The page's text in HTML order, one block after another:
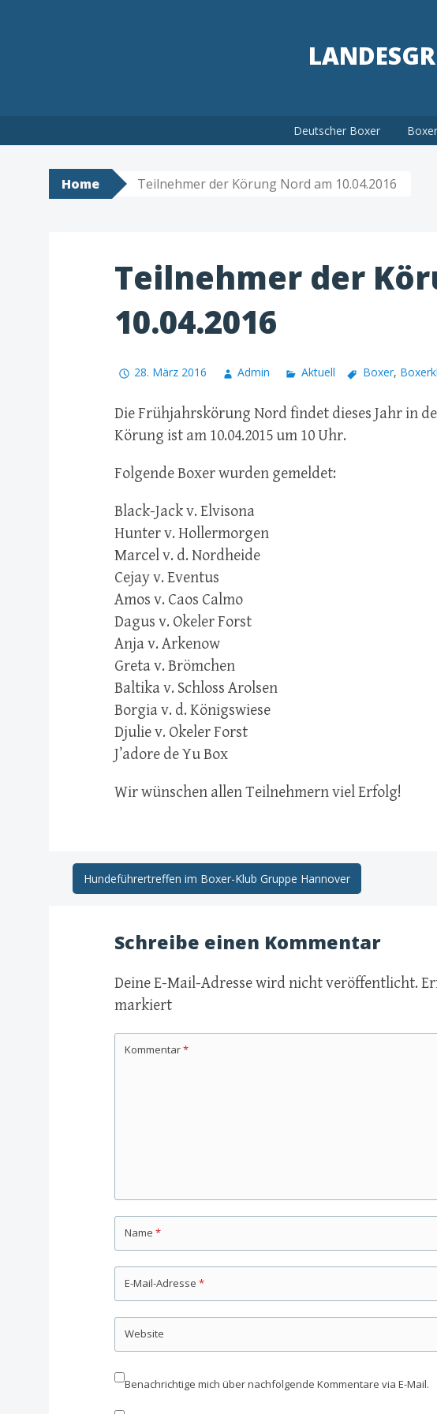
to
Deutscher Boxer
Home Teilnehmer der Körung Nord am 10.04.2016
Teilnehmer der
10.04.2016
28. März 2016 Admin Aktuell Boxer,
Die Frühjahrskörung Nord findet dieses Jahr in
Körung ist am 10.04.2015 um 10 Uhr.
Folgende Boxer wurden gemeldet:
Black-Jack v. Elvisona
Hunter v. Hollermorgen
Marcel v. d. Nordheide
Cejay v. Eventus
Amos v. Caos Calmo
Dagus v. Okeler Forst
Anja v. Arkenow
Greta v. Brömchen
Baltika v. Schloss Arolsen
Borgia v. d. Königswiese
Djulie v. Okeler Forst
J’adore de Yu Box
Wir wünschen allen Teilnehmern viel Erfolg!
Post
navigation
Hundeführertreffen im Boxer-Klub Gruppe Hannover
Schreibe einen Kommentar
Deine E-Mail-Adresse wird nicht veröffentlicht.
markiert
Kommentar*
Name *
E-Mail-Adresse *
Website
Benachrichtige mich über nachfolgende Kommentare via E-Mail.